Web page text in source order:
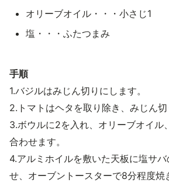
オリーブオイル・・・小さじ1
塩・・・ふたつまみ
手順
1.バジルはみじん切りにします。
2.トマトはヘタを取り除き、みじん切
3.ボウルに2を入れ、オリーブオイル
合わせます。
4.アルミホイルを敷いた天板に塩サ
せ、オーブントースターで8分程度焼